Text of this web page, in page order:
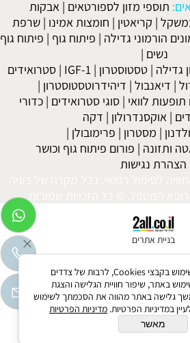
תוספי מזון לספורטאים | אבקות
| קריאטין | חומצות אמינו |שרפת
הורמוני גדילה | פיתוח גוף | פיתוח גוף
נשים |
גדילה |טסטוסטרון |
IGF-1
|סטרואידים
| דיאנבול | דיהידרוטסטוסטרון |
לוואי | סוגי סטרואידים | כדורי
| אוקסנדרולון | דקה
| מסטרון | פרימובולן |
ותזונה | פורום פיתוח גוף וכושר
הצהרת נגישות
לטיפול רפואי. בכל מקרה של בעיה
המטפל. © כל הזכויות שמורות.
בניית אתרים
לידיעתך, באתרנו נעשה שימוש בקבצי Cookies, לרבות של צדדים
באתר, שיפור חוויית הגלישה והצגת
גלישה באתר מהווה את הסכמתך לשימוש
במדיניות הפרטיות. מדיניות הפרטיות
מאשר